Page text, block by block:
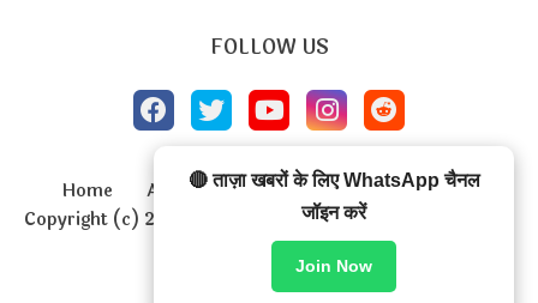
🔴 ताज़ा खबरों के लिए WhatsApp चैनल
जॉइन करें
Join Now
FOLLOW US
Home About Contact us
Privacy Policy
Copyright (c) 2020
All Right Reseved
Blogger Templates
| Distributed by
BloggerTemplate.org